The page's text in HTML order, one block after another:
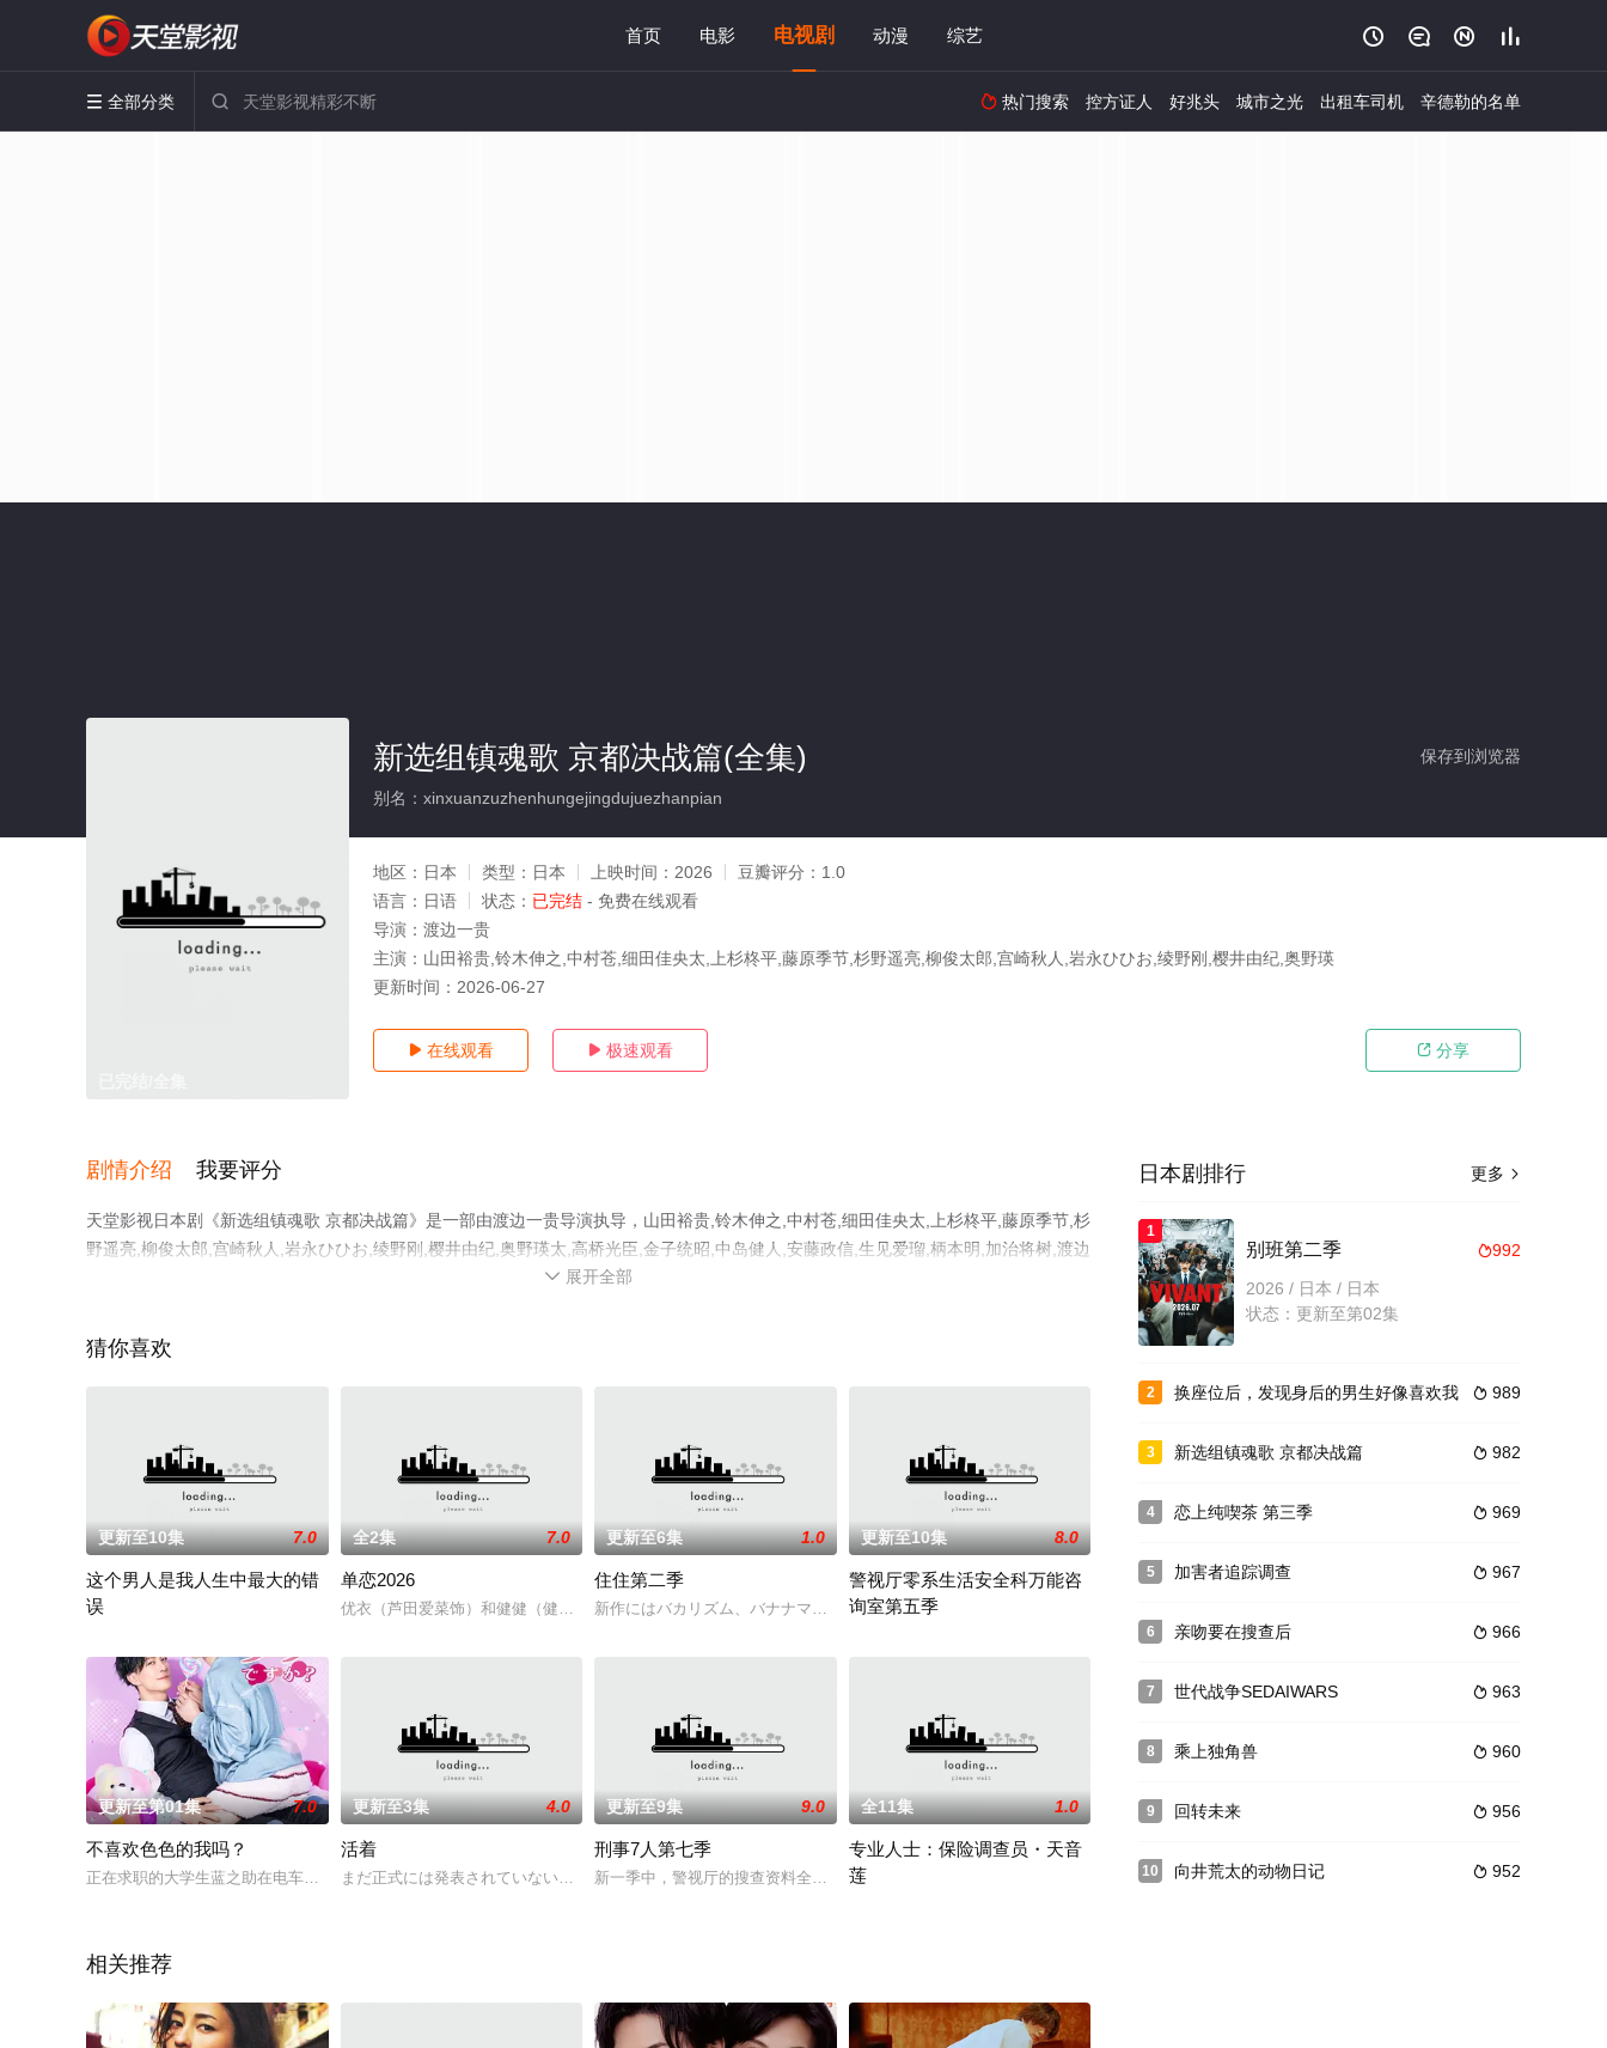
首页 电影 电视剧 动漫 综艺    
 全部分类   热门搜索 控方证人 好兆头 城市之光 出租车司机 辛德勒的名单
保存到浏览器
新选组镇魂歌 京都决战篇(全集)
别名：xinxuanzuzhenhungejingdujuezhanpian
地区： 日本 类型： 日本 上映时间： 2026 豆瓣评分： 1.0
语言： 日语 状态： 已完结 - 免费在线观看
导演： 渡边一贵
主演： 山田裕贵,铃木伸之,中村苍,细田佳央太,上杉柊平,藤原季节,杉野遥亮,柳俊太郎,宫崎秋人,岩永ひひお,绫野刚,樱井由纪,奥野瑛
更新时间： 2026-06-27
 在线观看  极速观看  分享
剧情介绍 我要评分
天堂影视日本剧《新选组镇魂歌 京都决战篇》是一部由渡边一贵导演执导，山田裕贵,铃木伸之,中村苍,细田佳央太,上杉柊平,藤原季节,杉
野遥亮,柳俊太郎,宫崎秋人,岩永ひひお,绫野刚,樱井由纪,奥野瑛太,高桥光臣,金子统昭,中岛健人,安藤政信,生见爱瑠,柄本明,加治将树,渡边
大知,市川知宏,青柳翔,長田拓郎,田中伟登,滨正悟,前田旺志郎,松本润等明星演员精彩演绎的日本电视剧，大结局剧情已揭晓（已完结），
 展开全部
猜你喜欢
更新至10集 7.0
这个男人是我人生中最大的错
误
天城制药的派遣社员·佐藤唯（松井爱莉饰）因为爱犬死亡的悲伤，在酒吧里喝酒。与一个前来搭话的男子产生争执。没想到该名男子正是公司社长天城恭一（速水
全2集 7.0
单恋2026
优衣（芦田爱菜饰）和健健（健二／冈山天音饰）的家位于盛冈市传统商店街，彼此相邻。优衣与在南部铁器店工作的母亲相依为命，健健家则是经营豆腐店的父亲
更新至6集 1.0
住住第二季
新作にはバカリズム、バナナマンの日村勇紀、若林、水川あさみが出演。原案およびメインライターを務めるバカリズムが執筆業のために借り
更新至10集 8.0
警视厅零系生活安全科万能咨
询室第五季
エリートキャリアで、究極のKY刑事?小早川冬彦(小泉孝太郎)とコンビを組むベテラン女性刑事?寅三(松下
更新至第01集 7.0
不喜欢色色的我吗？
正在求职的大学生蓝之助在电车上遭遇危机，幸得帅气大叔奥海出手相救，蓝之助因此悄然心动。然而，当他满怀信心参加心仪公司的面试时，却发现坐在面前的面
更新至3集 4.0
活着
まだ正式には発表されていないものの、今年7月クールのTBS「日曜劇場」で、堺と阿部寛（58）が主演を務めるドラマが放送されると業界では早くも話題
更新至9集 9.0
刑事7人第七季
新一季中，警视厅的搜查资料全部要电子数据化，专从搜查班和刑事资料组被解散，成员们被发派到其他部署……
全11集 1.0
专业人士：保险调查员・天音
莲
相关推荐
更多 
日本剧排行
1
992
别班第二季
2026 / 日本 / 日本
状态：更新至第02集
2  989
换座位后，发现身后的男生好像喜欢我
3  982
新选组镇魂歌 京都决战篇
4  969
恋上纯喫茶 第三季
5  967
加害者追踪调查
6  966
亲吻要在搜查后
7  963
世代战争SEDAIWARS
8  960
乘上独角兽
9  956
回转未来
10  952
向井荒太的动物日记